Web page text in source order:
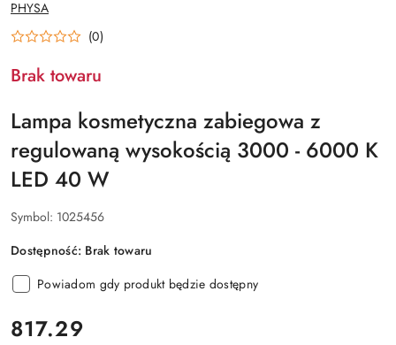
PRODUCENTA:
PHYSA
(0)
Brak towaru
Lampa kosmetyczna zabiegowa z
regulowaną wysokością 3000 - 6000 K
LED 40 W
Symbol: 1025456
Dostępność: Brak towaru
Powiadom gdy produkt będzie dostępny
cena:
817.29